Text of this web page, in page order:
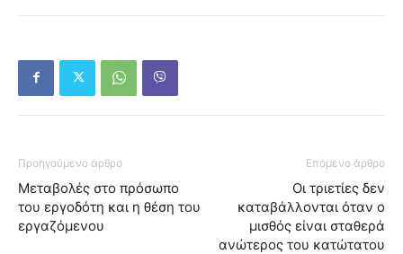
Προηγούμενο άρθρο
Μεταβολές στο πρόσωπο
του εργοδότη και η θέση του
εργαζόμενου
Επόμενο άρθρο
Οι τριετίες δεν
καταβάλλονται όταν ο
μισθός είναι σταθερά
ανώτερος του κατώτατου